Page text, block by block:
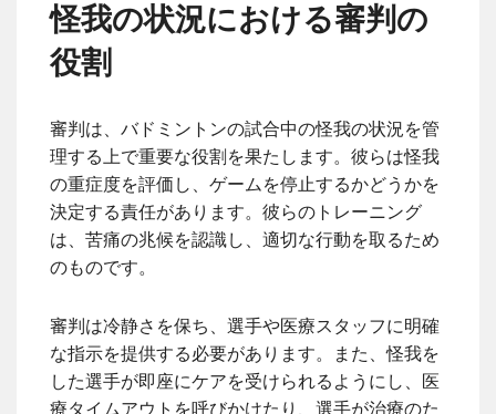
怪我の状況における審判の
役割
審判は、バドミントンの試合中の怪我の状況を管
理する上で重要な役割を果たします。彼らは怪我
の重症度を評価し、ゲームを停止するかどうかを
決定する責任があります。彼らのトレーニング
は、苦痛の兆候を認識し、適切な行動を取るため
のものです。
審判は冷静さを保ち、選手や医療スタッフに明確
な指示を提供する必要があります。また、怪我を
した選手が即座にケアを受けられるようにし、医
療タイムアウトを呼びかけたり、選手が治療のた